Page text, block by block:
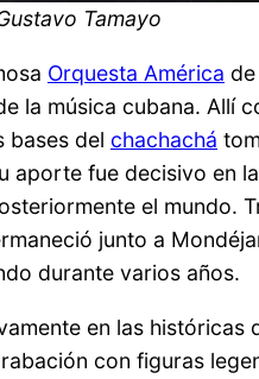
Tamayo
Orquesta América
la música cubana. Allí
bases del chachachá
aporte fue decisivo en
el mundo.
junto a
durante varios años.
en las históricas
con figuras